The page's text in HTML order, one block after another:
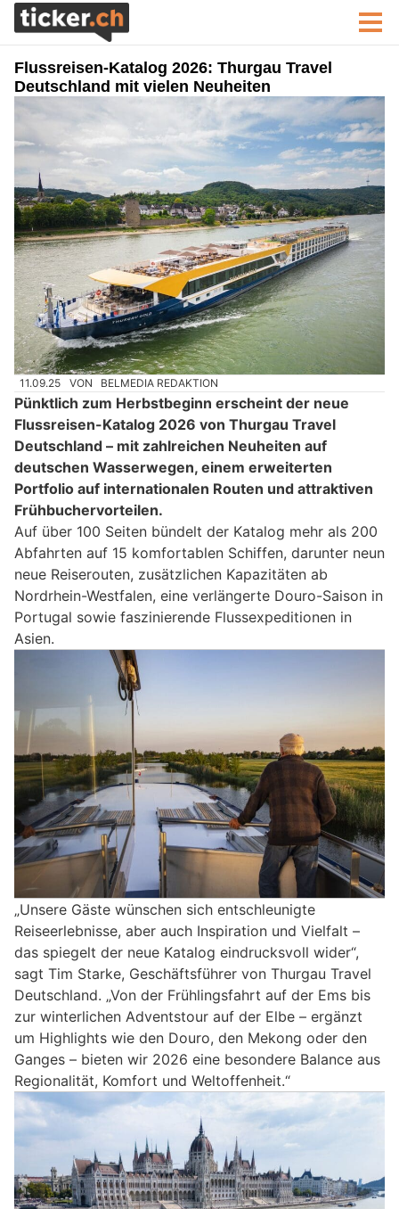
Flussreisen‑Katalog 2026: Thurgau Travel
Deutschland mit vielen Neuheiten
11.09.25 VON BELMEDIA REDAKTION
Pünktlich zum Herbstbeginn erscheint der neue
Flussreisen-Katalog 2026 von Thurgau Travel
Deutschland – mit zahlreichen Neuheiten auf
deutschen Wasserwegen, einem erweiterten
Portfolio auf internationalen Routen und attraktiven
Frühbuchervorteilen.
Auf über 100 Seiten bündelt der Katalog mehr als 200
Abfahrten auf 15 komfortablen Schiffen, darunter neun
neue Reiserouten, zusätzlichen Kapazitäten ab
Nordrhein-Westfalen, eine verlängerte Douro-Saison in
Portugal sowie faszinierende Flussexpeditionen in
Asien.
„Unsere Gäste wünschen sich entschleunigte
Reiseerlebnisse, aber auch Inspiration und Vielfalt –
das spiegelt der neue Katalog eindrucksvoll wider“,
sagt Tim Starke, Geschäftsführer von Thurgau Travel
Deutschland. „Von der Frühlingsfahrt auf der Ems bis
zur winterlichen Adventstour auf der Elbe – ergänzt
um Highlights wie den Douro, den Mekong oder den
Ganges – bieten wir 2026 eine besondere Balance aus
Regionalität, Komfort und Weltoffenheit.“